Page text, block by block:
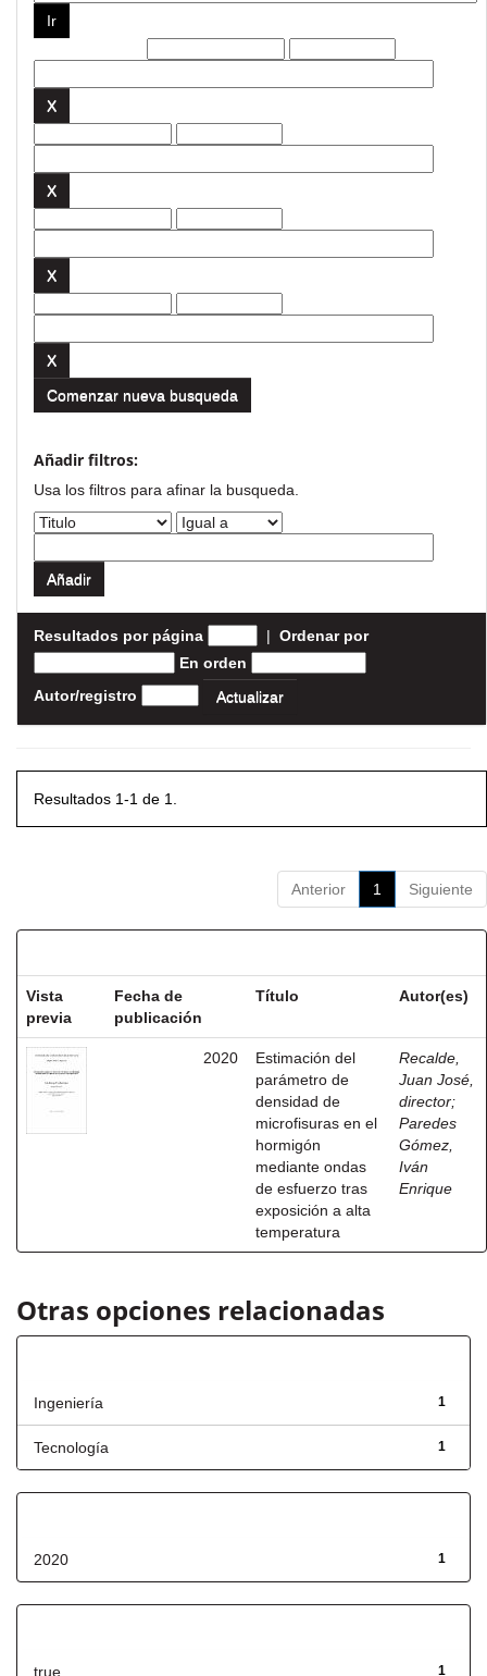
Comenzar nueva busqueda
Añadir filtros:
Usa los filtros para afinar la busqueda.
Resultados por página | Ordenar por
En orden
Autor/registro
Resultados 1-1 de 1.
Anterior 1 Siguiente
Vista
previa
Fecha de
publicación
Título Autor(es)
2020
Estimación del
parámetro de
densidad de
microfisuras en el
hormigón
mediante ondas
de esfuerzo tras
exposición a alta
temperatura
Recalde,
Juan José,
director;
Paredes
Gómez,
Iván
Enrique
Otras opciones relacionadas
1
Ingeniería
1
Tecnología
1
2020
1
true